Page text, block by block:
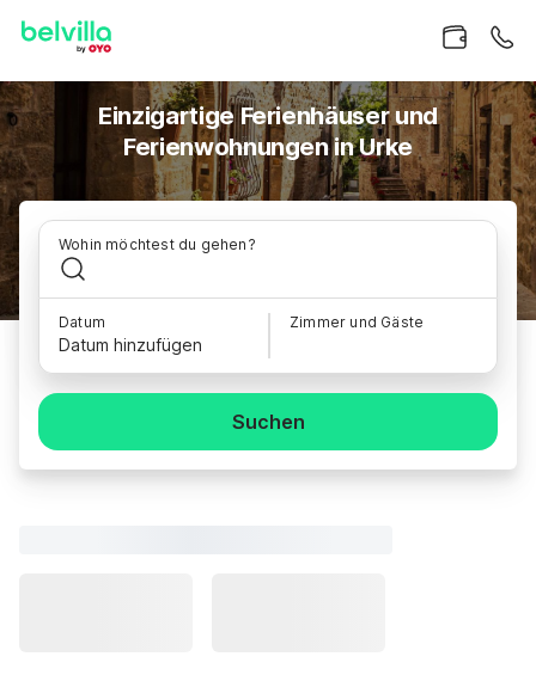
Einzigartige Ferienhäuser und
Ferienwohnungen in Urke
Wohin möchtest du gehen?
Datum
Datum hinzufügen
Zimmer und Gäste
Suchen